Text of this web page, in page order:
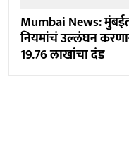
Mumbai News:
नियमांचं उल्लंघन
19.76 लाखांचा दंड